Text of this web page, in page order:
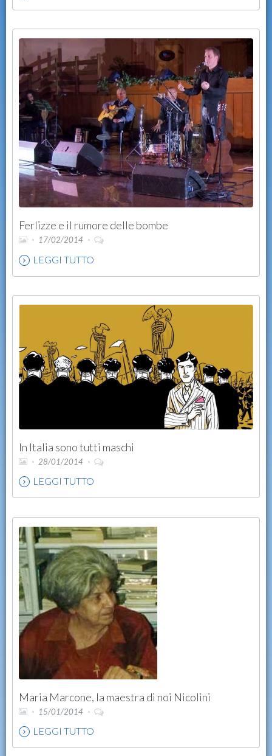
Ferlizze e il rumore delle bombe
17/02/2014
LEGGI TUTTO
In Italia sono tutti maschi
28/01/2014
LEGGI TUTTO
Maria Marcone, la maestra di noi Nicolini
15/01/2014
LEGGI TUTTO